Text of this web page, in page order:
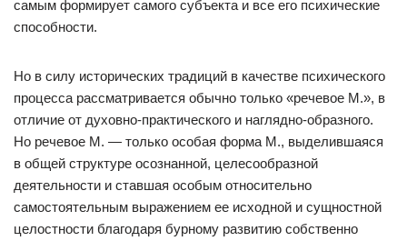
самым формирует самого субъекта и все его психические
способности.
Но в силу исторических традиций в качестве психического
процесса рассматривается обычно только «речевое М.», в
отличие от духовно-практического и наглядно-образного.
Но речевое М. — только особая форма М., выделившаяся
в общей структуре осознанной, целесообразной
деятельности и ставшая особым относительно
самостоятельным выражением ее исходной и сущностной
целостности благодаря бурному развитию собственно